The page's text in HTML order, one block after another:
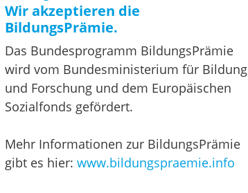
Wir akzeptieren die
BildungsPrämie.
Das Bundesprogramm BildungsPrämie
wird vom Bundesministerium für Bildung
und Forschung und dem Europäischen
Sozialfonds gefördert.
Mehr Informationen zur BildungsPrämie
gibt es hier: www.bildungspraemie.info